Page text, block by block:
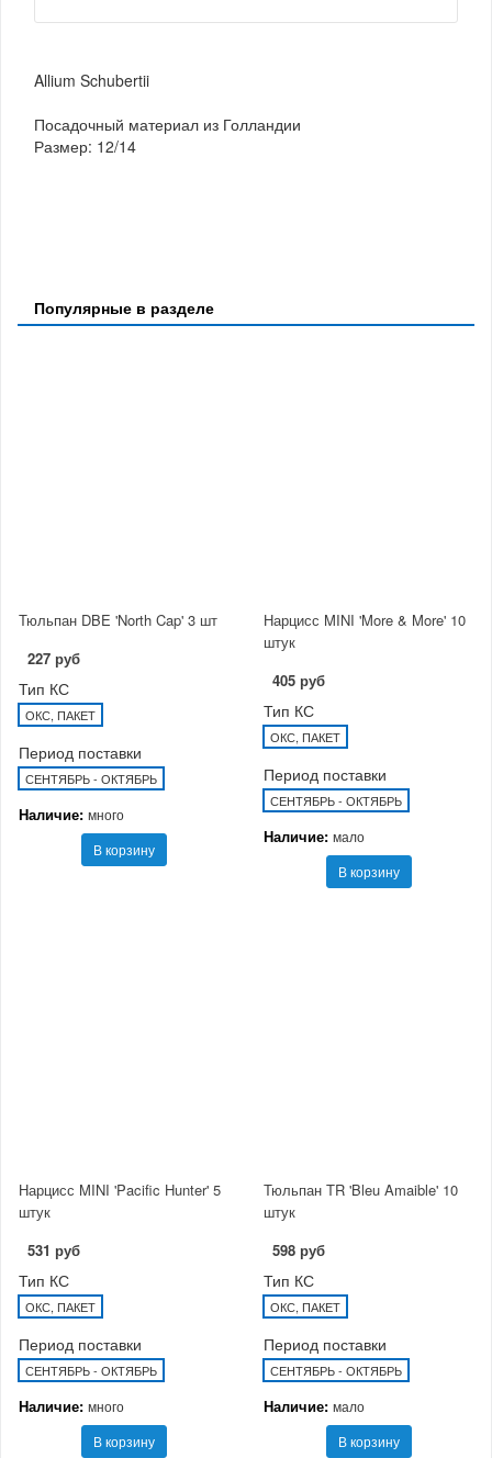
Allium Schubertii
Посадочный материал из Голландии
Размер: 12/14
Популярные в разделе
Тюльпан DBE 'North Cap' 3 шт
227 руб
Тип КС
ОКС, ПАКЕТ
Период поставки
СЕНТЯБРЬ - ОКТЯБРЬ
Наличие: много
В корзину
Нарцисс MINI 'More & More' 10
штук
405 руб
Тип КС
ОКС, ПАКЕТ
Период поставки
СЕНТЯБРЬ - ОКТЯБРЬ
Наличие: мало
В корзину
Нарцисс MINI 'Pacific Hunter' 5
штук
531 руб
Тип КС
ОКС, ПАКЕТ
Период поставки
СЕНТЯБРЬ - ОКТЯБРЬ
Наличие: много
В корзину
Тюльпан TR 'Bleu Amaible' 10
штук
598 руб
Тип КС
ОКС, ПАКЕТ
Период поставки
СЕНТЯБРЬ - ОКТЯБРЬ
Наличие: мало
В корзину